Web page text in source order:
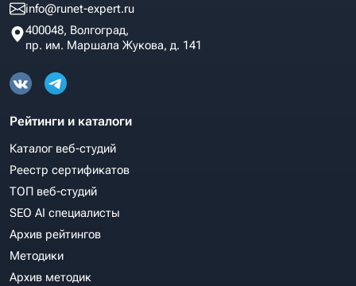
info@runet-expert.ru
400048, Волгоград,
пр. им. Маршала Жукова, д. 141
Рейтинги и каталоги
Каталог веб-студий
Реестр сертификатов
ТОП веб-студий
SEO AI специалисты
Архив рейтингов
Методики
Архив методик